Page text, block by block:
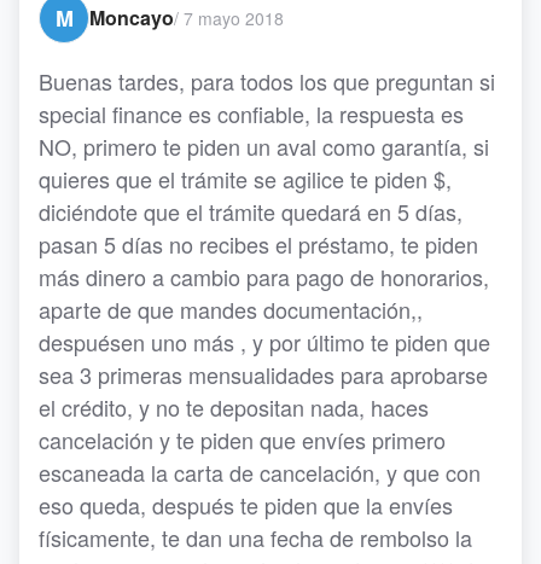
M
Moncayo/ 7 mayo 2018
Buenas tardes, para todos los que preguntan si
special finance es confiable, la respuesta es
NO, primero te piden un aval como garantía, si
quieres que el trámite se agilice te piden $,
diciéndote que el trámite quedará en 5 días,
pasan 5 días no recibes el préstamo, te piden
más dinero a cambio para pago de honorarios,
aparte de que mandes documentación,,
despuésen uno más , y por último te piden que
sea 3 primeras mensualidades para aprobarse
el crédito, y no te depositan nada, haces
cancelación y te piden que envíes primero
escaneada la carta de cancelación, y que con
eso queda, después te piden que la envíes
físicamente, te dan una fecha de rembolso la